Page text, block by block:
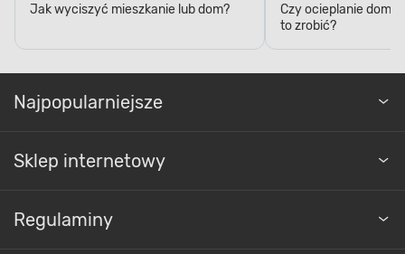
Jak wyciszyć mieszkanie lub dom?
Czy ocieplanie domu
to zrobić?
Najpopularniejsze
Sklep internetowy
Regulaminy